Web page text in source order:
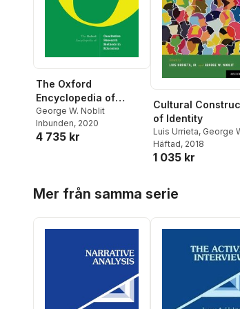
The Oxford
Encyclopedia of
Qualitative Research
Methods in Education
George W. Noblit
Inbunden, 2020
4 735 kr
Cultural
of Identity
Luis Urrieta, George
Noblit
Häftad, 2018
1 035 kr
Mer från samma serie